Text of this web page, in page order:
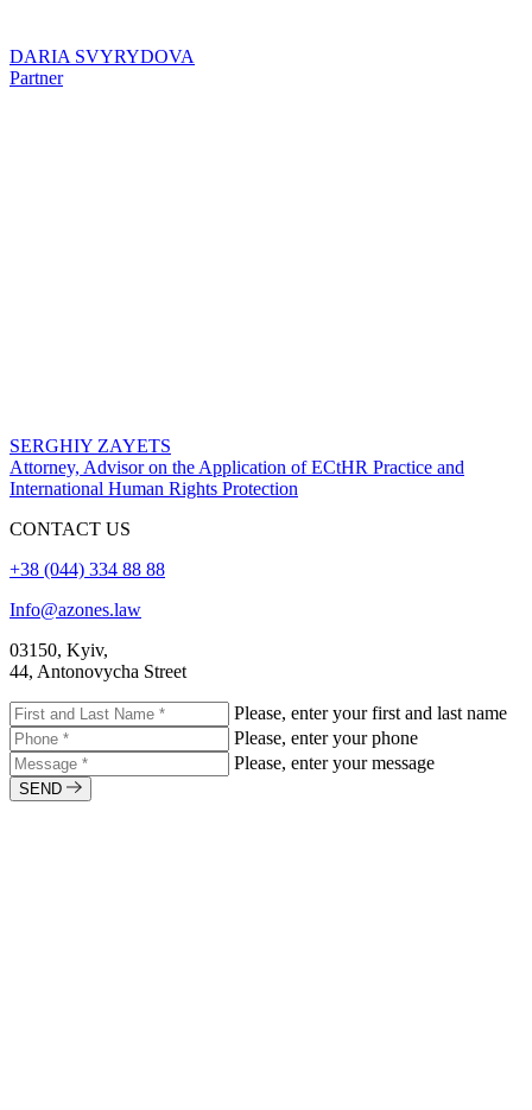
DARIA SVYRYDOVA
Partner
SERGHIY ZAYETS
Attorney, Advisor on the Application of ECtHR Practice and
International Human Rights Protection
СONTACT US
+38 (044) 334 88 88
Info@azones.law
03150, Kyiv,
44, Antonovycha Street
Please, enter your first and last name
Please, enter your phone
Please, enter your message
SEND